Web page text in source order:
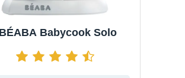
BÉABA Babycook Solo